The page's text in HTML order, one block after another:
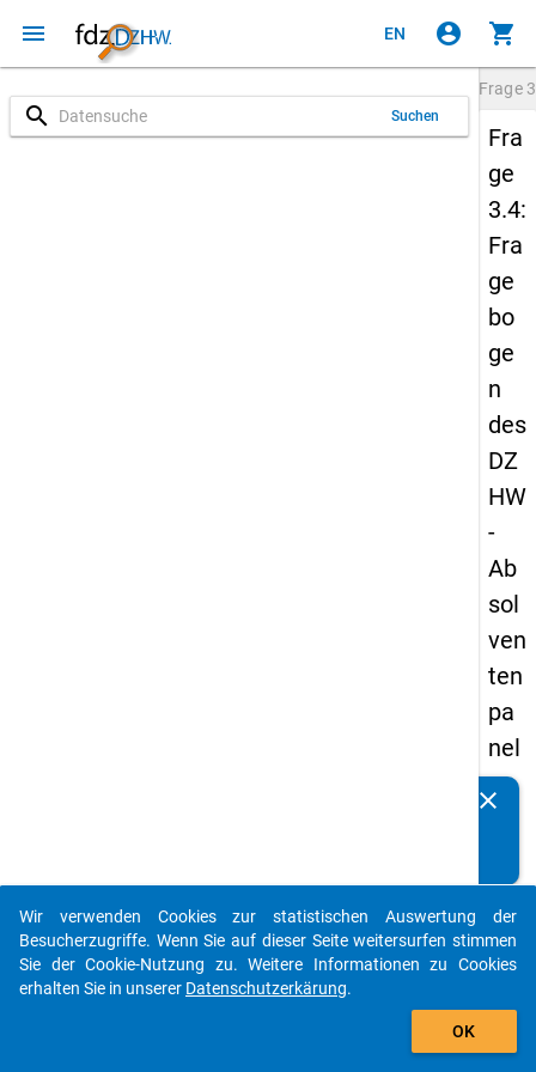
menu EN account_circle shopping_cart
search Suchen
Frage
Fra
ge
3.4:
Fra
ge
bo
ge
n
des
DZ
HW
-
Ab
sol
ven
ten
pa
nel
s
-
ers
te
clear
auto_stories
add_shopping_cart
Wir verwenden Cookies zur statistischen Auswertung der
Besucherzugriffe. Wenn Sie auf dieser Seite weitersurfen stimmen
Sie der Cookie-Nutzung zu. Weitere Informationen zu Cookies
erhalten Sie in unserer Datenschutzerkärung.
OK